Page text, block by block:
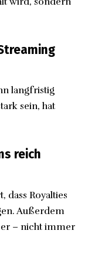
langfristig
sein, hat
reich
dass Royalties
Außerdem
– nicht immer